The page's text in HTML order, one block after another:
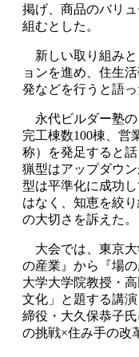
掲げ、商品のバリ
組むとした。
新しい取り組みと
ョンを進め、住生
発などを行うと語っ
永代ビルダー塾の
完工棟数100棟、営
称）を発足すると
猟型はアップダウ
型は平準化に成功
はなく、知恵を絞
の大切さを訴えた。
大会では、東京大
の産業』から『場
大学大学院教授・
文化」と題する講
締役・大久保恭子
の挑戦×住み手の改